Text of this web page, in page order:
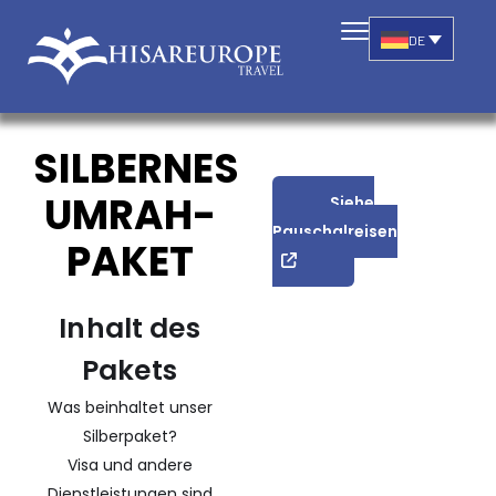
DE
SILBERNES
UMRAH-
PAKET
Inhalt des
Pakets
Was beinhaltet unser
Silberpaket?
Visa und andere
Siehe
Pauschalreisen